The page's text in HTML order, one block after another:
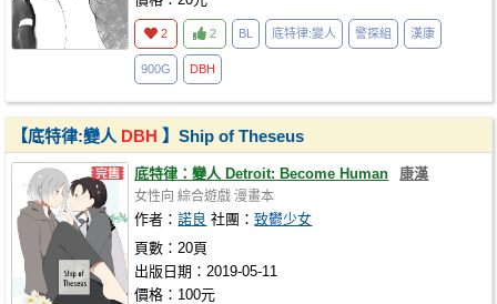
2 2 BL 底特律:變人 警探組 漢康
900G DBH
【底特律:變人 DBH 】Ship of Theseus
底特律：變人 Detroit: Become Human 康漢
女性向 綜合遊戲 漫畫本
作者：諾良 社團：致鬱少女
頁數：20頁
出版日期：2019-05-11
價格：100元